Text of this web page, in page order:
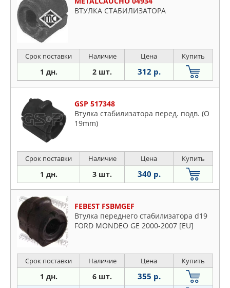
ВТУЛКА СТАБИЛИЗАТОРА
Срок поставки Наличие Цена Купить
1 дн. 2 шт. 312 р.
GSP 517348
Втулка стабилизатора перед. подв. (O
19mm)
Срок поставки Наличие Цена Купить
1 дн. 3 шт. 340 р.
FEBEST FSBMGEF
Втулка переднего стабилизатора d19
FORD MONDEO GE 2000-2007 [EU]
Срок поставки Наличие Цена Купить
1 дн. 6 шт. 355 р.